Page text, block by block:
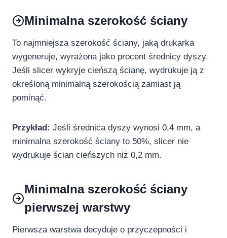
Minimalna szerokość ściany
To najmniejsza szerokość ściany, jaką drukarka
wygeneruje, wyrażona jako procent średnicy dyszy.
Jeśli slicer wykryje cieńszą ścianę, wydrukuje ją z
określoną minimalną szerokością zamiast ją
pominąć.
Przykład: Jeśli średnica dyszy wynosi 0,4 mm, a
minimalna szerokość ściany to 50%, slicer nie
wydrukuje ścian cieńszych niż 0,2 mm.
Minimalna szerokość ściany
pierwszej warstwy
Pierwsza warstwa decyduje o przyczepności i